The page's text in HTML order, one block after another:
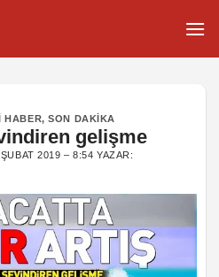
HABER,SON DAKIKA
gelişme
ŞUBAT 2019 – 8:54 YAZAR: